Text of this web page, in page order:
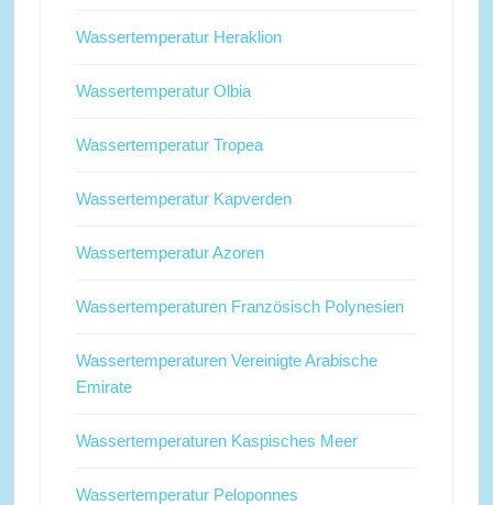
Wassertemperatur Heraklion
Wassertemperatur Olbia
Wassertemperatur Tropea
Wassertemperatur Kapverden
Wassertemperatur Azoren
Wassertemperaturen Französisch Polynesien
Wassertemperaturen Vereinigte Arabische
Emirate
Wassertemperaturen Kaspisches Meer
Wassertemperatur Peloponnes